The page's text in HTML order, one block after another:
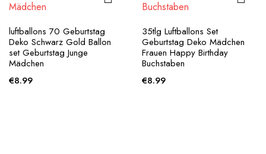
luftballons 70 Geburtstag
Deko Schwarz Gold Ballon
set Geburtstag Junge
Mädchen
€8.99
35tlg Luftballons Set
Geburtstag Deko Mädchen
Frauen Happy Birthday
Buchstaben
€8.99